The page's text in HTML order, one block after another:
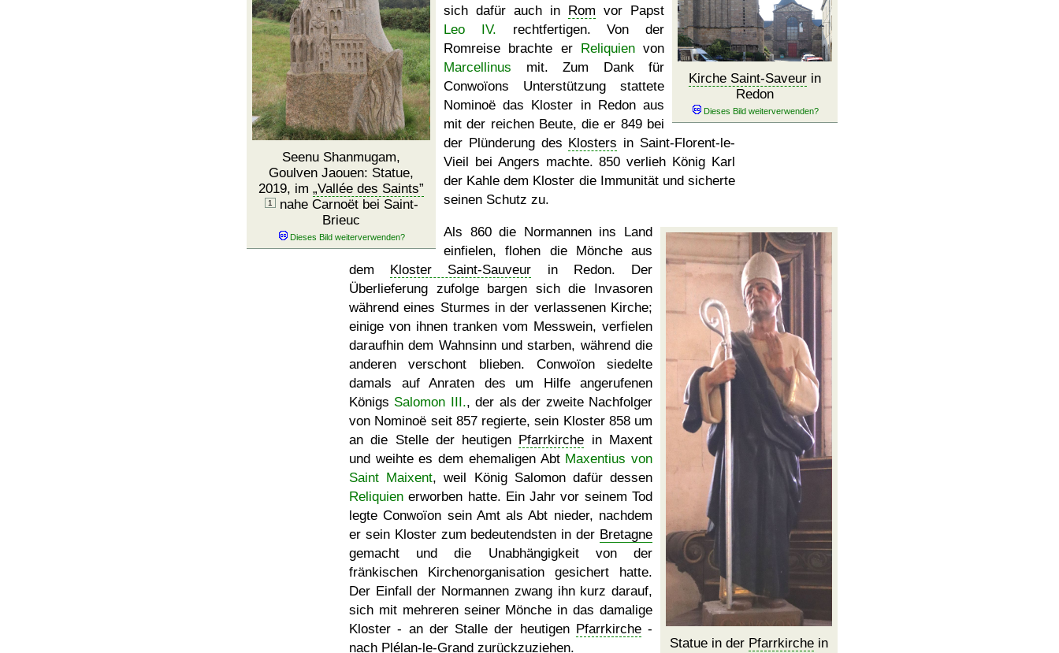
Seenu Shanmugam,
Goulven Jaouen: Statue,
2019, im
Vallée des Saints
1 nahe Carnoët bei Saint-
Brieuc
Kirche Saint-Saveur in
Redon
sich dafür auch in Rom vor Papst
Leo IV. rechtfertigen. Von der
Romreise brachte er Reliquienvon
Marcellinus mit. Zum Dank für
Conwoïons Unterstützung stattete
Nominoë das Kloster in Redon aus
mit der reichen Beute, die er 849 bei
der Plünderung des Klosters in Saint-Florent-le-
Vieil bei Angers machte. 850 verlieh König Karl
der Kahle dem Kloster die Immunität und sicherte
seinen Schutz zu.
Statue in der Pfarrkirche in
Als 860 die Normannen ins Land
einfielen, flohen die Mönche aus
dem Kloster Saint-Sauveur in Redon. Der
Überlieferung zufolge bargen sich die Invasoren
während eines Sturmes in der verlassenen Kirche;
einige von ihnen tranken vom Messwein, verfielen
daraufhin dem Wahnsinn und starben, während die
anderen verschont blieben. Conwoïon siedelte
damals auf Anraten des um Hilfe angerufenen
Königs Salomon III., der als der zweite Nachfolger
von Nominoë seit 857 regierte, sein Kloster 858 um
an die Stelle der heutigen Pfarrkirche in Maxent
und weihte es dem ehemaligen Abt Maxentius von
Saint Maixent, weil König Salomon dafür dessen
Reliquien erworben hatte. Ein Jahr vor seinem Tod
legte Conwoïon sein Amt als Abt nieder, nachdem
er sein Kloster zum bedeutendsten in der Bretagne
gemacht und die Unabhängigkeit von der
fränkischen Kirchenorganisation gesichert hatte.
Der Einfall der Normannen zwang ihn kurz darauf,
sich mit mehreren seiner Mönche in das damalige
Kloster - an der Stalle der heutigen Pfarrkirche-
nach Plélan-le-Grand zurückzuziehen.